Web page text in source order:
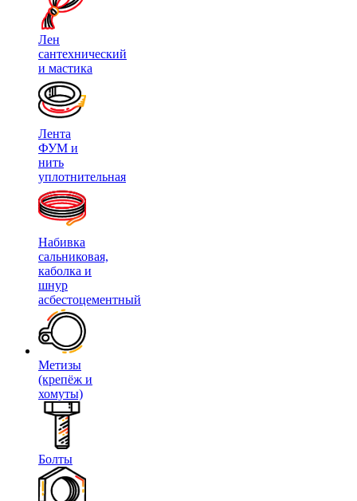
Лен
сантехнический
и мастика
Лента
ФУМ и
нить
уплотнительная
Набивка
сальниковая,
каболка и
шнур
асбестоцементный
Метизы
(крепёж и
хомуты)
Болты